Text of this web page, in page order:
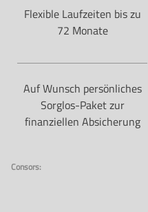
Flexible Laufzeiten bis zu
72 Monate
Auf Wunsch persönliches
Sorglos-Paket zur
finanziellen Absicherung
Consors: